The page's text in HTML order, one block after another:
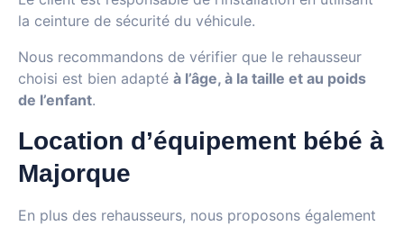
la ceinture de sécurité du véhicule.
Nous recommandons de vérifier que le rehausseur
choisi est bien adapté à l’âge, à la taille et au poids
de l’enfant.
Location d’équipement bébé à
Majorque
En plus des rehausseurs, nous proposons également